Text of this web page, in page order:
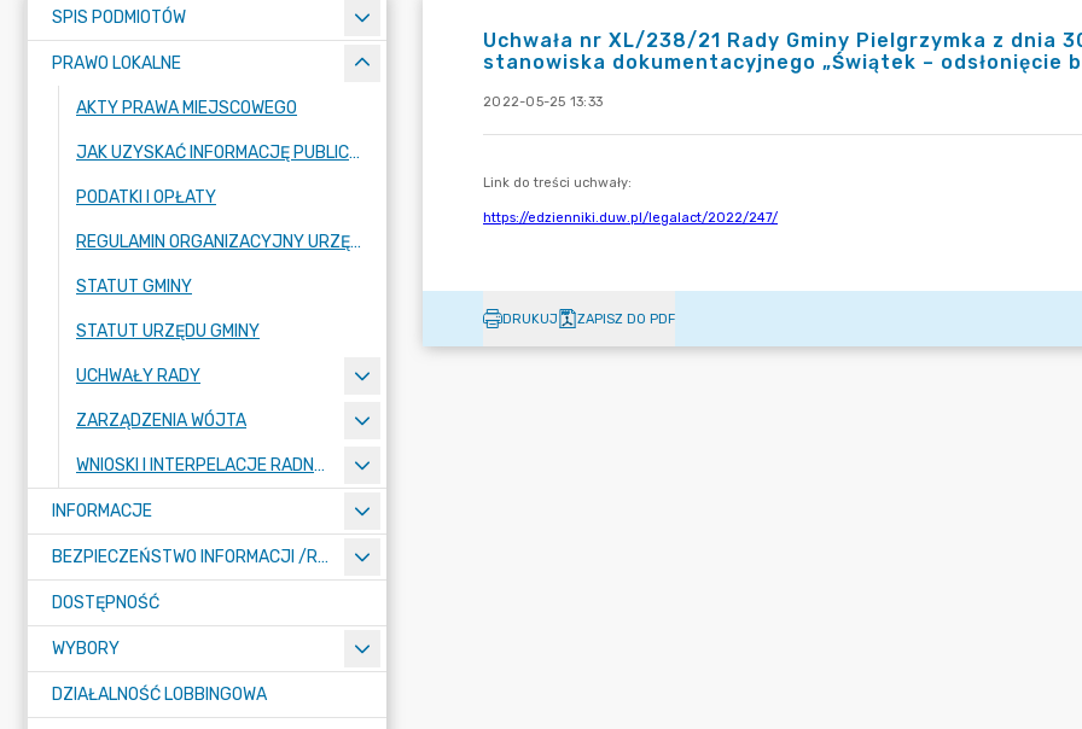
SPIS PODMIOTÓW
PRAWO LOKALNE
AKTY PRAWA MIEJSCOWEGO
JAK UZYSKAĆ INFORMACJĘ PUBLICZNĄ
PODATKI I OPŁATY
REGULAMIN ORGANIZACYJNY URZĘDU GMINY
STATUT GMINY
STATUT URZĘDU GMINY
UCHWAŁY RADY
ZARZĄDZENIA WÓJTA
WNIOSKI I INTERPELACJE RADNYCH
INFORMACJE
BEZPIECZEŃSTWO INFORMACJI /RODO/
DOSTĘPNOŚĆ
WYBORY
DZIAŁALNOŚĆ LOBBINGOWA
Uchwała nr XL/238/21 Rady Gminy Pielgrzymka z dnia
stanowiska dokumentacyjnego „Świątek – odsłonięcie
2022-05-25 13:33
DRUKUJ ZAPISZ DO PDF